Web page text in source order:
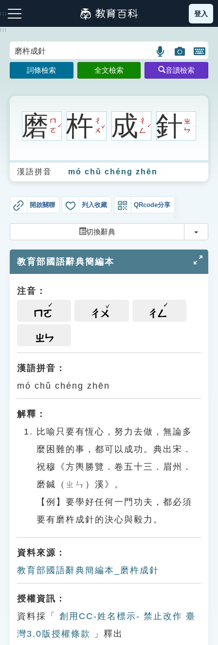
到
主
:::
注音索引圖示 筆畫索引圖示 部首索引表圖示
生字詞彙表
成語故事
索引選單
單字索引
遊戲專區
教學應用
貓頭鷹博士
登入
:::
語
言
搜
示
圖
片
搜
示
開
鍵
圖
詞條檢索 全文檢索 音讀檢索
磨ㄇ
ㄛ
ˊ 杵ㄔ
ㄨ
ˇ成ㄔ
ㄥ
ˊ 針ㄓ
ㄣ
漢語拼音 mó chǔ chéng zhēn
開啟關聯 列入收藏 QRcode分享
切換辭典 切換
教育部國語辭典簡編本
注音：
ㄇㄛ ㄔㄨ ㄔㄥ
ㄓㄣ
漢語拼音：
mó chǔ chéng zhēn
解釋：
比喻只要有恆心，努力去做，無論多
麼困難的事，都可以成功。典出宋．
祝穆《方輿勝覽．卷五十三．眉州．
磨鍼（ㄓㄣ）溪》。
【例】要學好任何一門功夫，都必須
要有磨杵成針的決心與毅力。
資料來源：
教育部國語辭典簡編本_磨杵成針
授權資訊：
資料採「
創用CC-姓名標示- 禁止改作 臺
灣3.0版授權條款
」釋出